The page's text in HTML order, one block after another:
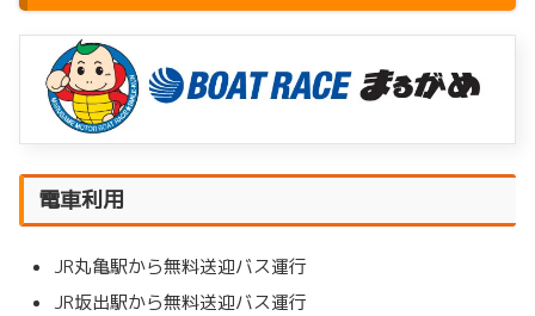
電車利用
JR丸亀駅から無料送迎バス運行
JR坂出駅から無料送迎バス運行